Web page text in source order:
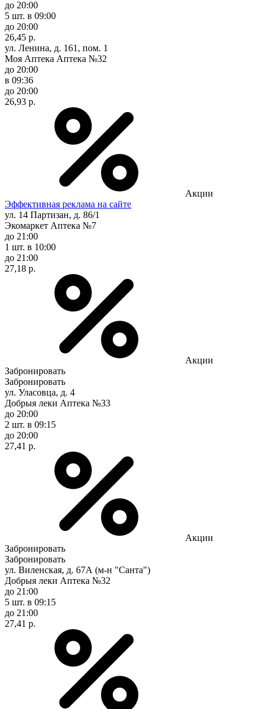
до 20:00
5 шт. в 09:00
до 20:00
26,45 р.
ул. Ленина, д. 161, пом. 1
Моя Аптека Аптека №32
до 20:00
в 09:36
до 20:00
26,93 р.
Акции
Эффективная реклама на сайте
ул. 14 Партизан, д. 86/1
Экомаркет Аптека №7
до 21:00
1 шт. в 10:00
до 21:00
27,18 р.
Акции
Забронировать
Забронировать
ул. Уласовца, д. 4
Добрыя леки Аптека №33
до 20:00
2 шт. в 09:15
до 20:00
27,41 р.
Акции
Забронировать
Забронировать
ул. Виленская, д. 67А (м-н "Санта")
Добрыя леки Аптека №32
до 21:00
5 шт. в 09:15
до 21:00
27,41 р.